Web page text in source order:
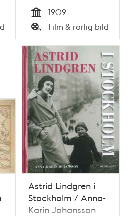
Tid
1909
Typ
Film & rörlig bild
Astrid Lindgren i
Stockholm / Anna-
Karin Johansson